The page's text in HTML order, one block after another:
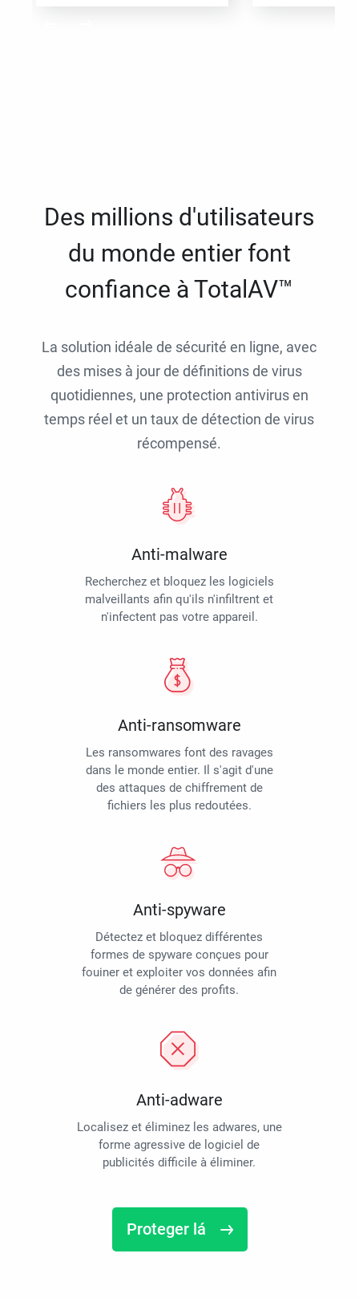
Des millions d'utilisateurs
du monde entier font
confiance à TotalAV™
La solution idéale de sécurité en ligne, avec
des mises à jour de définitions de virus
quotidiennes, une protection antivirus en
temps réel et un taux de détection de virus
récompensé.
Anti-malware
Recherchez et bloquez les logiciels
malveillants afin qu'ils n'infiltrent et
n'infectent pas votre appareil.
Anti-ransomware
Les ransomwares font des ravages
dans le monde entier. Il s'agit d'une
des attaques de chiffrement de
fichiers les plus redoutées.
Anti-spyware
Détectez et bloquez différentes
formes de spyware conçues pour
fouiner et exploiter vos données afin
de générer des profits.
Anti-adware
Localisez et éliminez les adwares, une
forme agressive de logiciel de
publicités difficile à éliminer.
Proteger lá